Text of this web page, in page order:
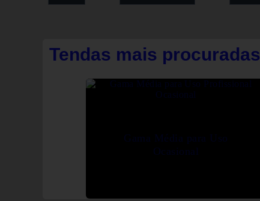
Tendas mais procuradas
Gama Média para Uso
Ocasional